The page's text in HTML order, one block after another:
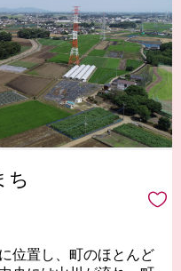
ち
位置し、町のほとんど